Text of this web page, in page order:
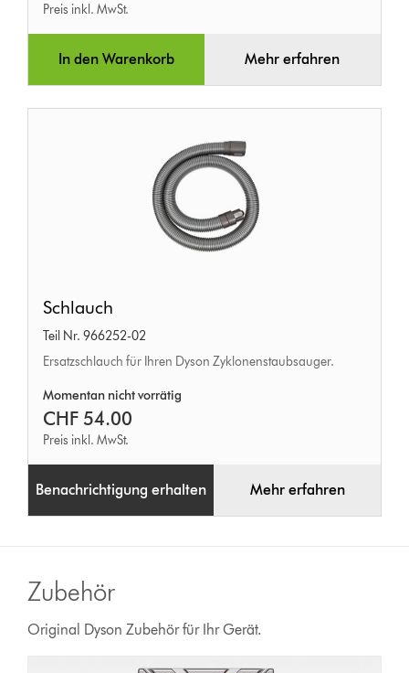
Preis inkl. MwSt.
In den Warenkorb Mehr erfahren
Schlauch
Teil Nr. 966252-02
Ersatzschlauch für Ihren Dyson Zyklonenstaubsauger.
Momentan nicht vorrätig
CHF 54.00
Preis inkl. MwSt.
Benachrichtigung erhalten Mehr erfahren
Zubehör
Original Dyson Zubehör für Ihr Gerät.